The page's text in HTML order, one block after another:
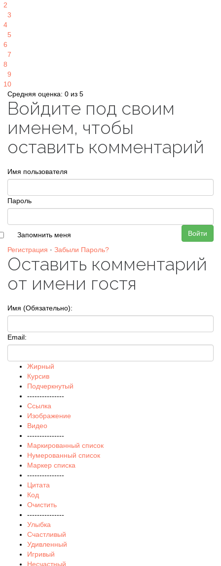
2
3
4
5
6
7
8
9
10
Средняя оценка: 0 из 5
Войдите под своим
именем, чтобы
оставить комментарий
Имя пользователя
Пароль
Войти
Запомнить меня
Регистрация · Забыли Пароль?
Оставить комментарий
от имени гостя
Имя (Обязательно):
Email:
Жирный
Курсив
Подчеркнутый
---------------
Ссылка
Изображение
Видео
---------------
Маркированный список
Нумерованный список
Маркер списка
---------------
Цитата
Код
Очистить
---------------
Улыбка
Счастливый
Удивленный
Игривый
Несчастный